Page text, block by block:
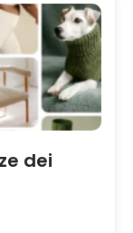
dei